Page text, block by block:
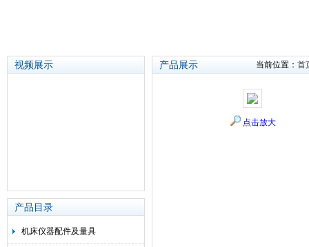
视频展示
产品目录
机床仪器配件及量具
产品展示 当前位置： 首
点击放大